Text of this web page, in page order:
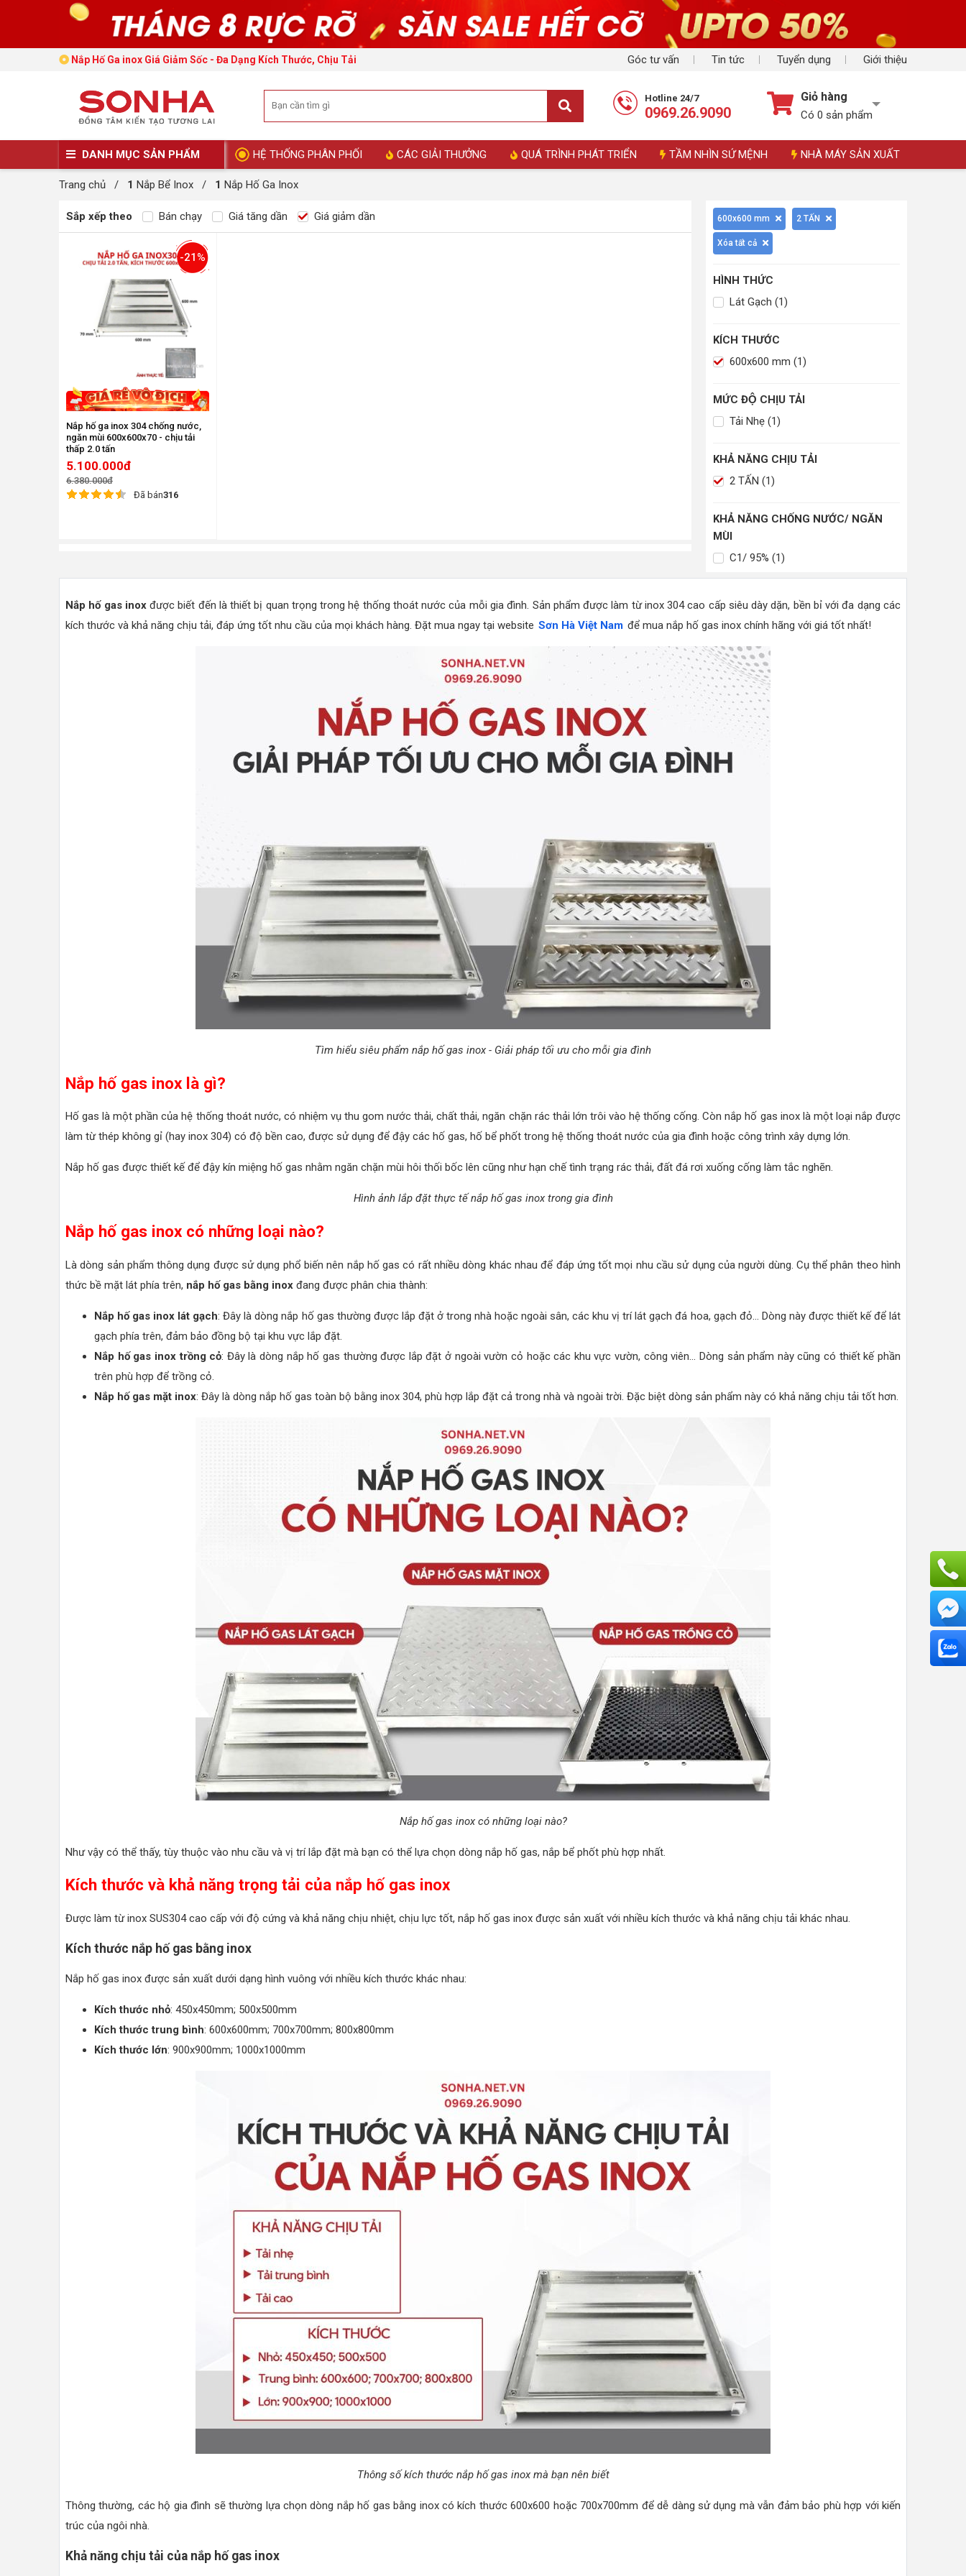
Góc tư vấn Tin tức Tuyển dụng Giới thiệu
Nắp Hố Ga inox Giá Giảm Sốc - Đa Dạng Kích Thước, Chịu Tải
Hotline 24/7
0969.26.9090
Giỏ hàng
Có 0 sản phẩm
DANH MỤC SẢN PHẨM HỆ THỐNG PHÂN PHỐI CÁC GIẢI THƯỞNG QUÁ TRÌNH PHÁT TRIỂN TẦM NHÌN SỨ MỆNH NHÀ MÁY SẢN XUẤT
Trang chủ / 1 Nắp Bể Inox / 1 Nắp Hố Ga Inox
Sắp xếp theo Bán chạy Giá tăng dần Giá giảm dần
-21%
Nắp hố ga inox 304 chống nước,
ngăn mùi 600x600x70 - chịu tải
thấp 2.0 tấn
5.100.000đ
6.380.000đ
Đã bán316
600x600 mm 2 TẤN
Xóa tất cả
HÌNH THỨC
Lát Gạch (1)
KÍCH THƯỚC
600x600 mm (1)
MỨC ĐỘ CHỊU TẢI
Tải Nhẹ (1)
KHẢ NĂNG CHỊU TẢI
2 TẤN (1)
KHẢ NĂNG CHỐNG NƯỚC/ NGĂN
MÙI
C1/ 95% (1)
Nắp hố gas inoxđược biết đến là thiết bị quan trọng trong hệ thống thoát nước của mỗi gia đình. Sản phẩm được làm từ inox 304 cao cấp siêu dày dặn, bền bỉ với đa dạng các
kích thước và khả năng chịu tải, đáp ứng tốt nhu cầu của mọi khách hàng. Đặt mua ngay tại website Sơn Hà Việt Nam để mua nắp hố gas inox chính hãng với giá tốt nhất!
Tìm hiểu siêu phẩm nắp hố gas inox - Giải pháp tối ưu cho mỗi gia đình
Nắp hố gas inox là gì?
Hố gas là một phần của hệ thống thoát nước, có nhiệm vụ thu gom nước thải, chất thải, ngăn chặn rác thải lớn trôi vào hệ thống cống. Còn nắp hố gas inox là một loại nắp được
làm từ thép không gỉ (hay inox 304) có độ bền cao, được sử dụng để đậy các hố gas, hố bể phốt trong hệ thống thoát nước của gia đình hoặc công trình xây dựng lớn.
Nắp hố gas được thiết kế để đậy kín miệng hố gas nhằm ngăn chặn mùi hôi thối bốc lên cũng như hạn chế tình trạng rác thải, đất đá rơi xuống cống làm tắc nghẽn.
Hình ảnh lắp đặt thực tế nắp hố gas inox trong gia đình
Nắp hố gas inox có những loại nào?
Là dòng sản phẩm thông dụng được sử dụng phổ biến nên nắp hố gas có rất nhiều dòng khác nhau để đáp ứng tốt mọi nhu cầu sử dụng của người dùng. Cụ thể phân theo hình
thức bề mặt lát phía trên, nắp hố gas bằng inox đang được phân chia thành:
Nắp hố gas inox lát gạch: Đây là dòng nắp hố gas thường được lắp đặt ở trong nhà hoặc ngoài sân, các khu vị trí lát gạch đá hoa, gạch đỏ… Dòng này được thiết kế để lát
gạch phía trên, đảm bảo đồng bộ tại khu vực lắp đặt.
Nắp hố gas inox trồng cỏ: Đây là dòng nắp hố gas thường được lắp đặt ở ngoài vườn cỏ hoặc các khu vực vườn, công viên… Dòng sản phẩm này cũng có thiết kế phần
trên phù hợp để trồng cỏ.
Nắp hố gas mặt inox: Đây là dòng nắp hố gas toàn bộ bằng inox 304, phù hợp lắp đặt cả trong nhà và ngoài trời. Đặc biệt dòng sản phẩm này có khả năng chịu tải tốt hơn.
Nắp hố gas inox có những loại nào?
Như vậy có thể thấy, tùy thuộc vào nhu cầu và vị trí lắp đặt mà bạn có thể lựa chọn dòng nắp hố gas, nắp bể phốt phù hợp nhất.
Kích thước và khả năng trọng tải của nắp hố gas inox
Được làm từ inox SUS304 cao cấp với độ cứng và khả năng chịu nhiệt, chịu lực tốt, nắp hố gas inox được sản xuất với nhiều kích thước và khả năng chịu tải khác nhau.
Kích thước nắp hố gas bằng inox
Nắp hố gas inox được sản xuất dưới dạng hình vuông với nhiều kích thước khác nhau:
Kích thước nhỏ: 450x450mm; 500x500mm
Kích thước trung bình: 600x600mm; 700x700mm; 800x800mm
Kích thước lớn: 900x900mm; 1000x1000mm
Thông số kích thước nắp hố gas inox mà bạn nên biết
Thông thường, các hộ gia đình sẽ thường lựa chọn dòng nắp hố gas bằng inox có kích thước 600x600 hoặc 700x700mm để dễ dàng sử dụng mà vẫn đảm bảo phù hợp với kiến
trúc của ngôi nhà.
Khả năng chịu tải của nắp hố gas inox